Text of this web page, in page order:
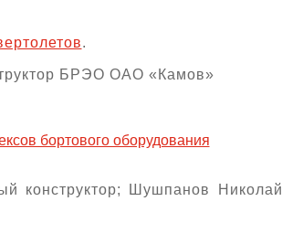
.
БРЭО ОАО «Камов»
бортового оборудования
конструктор; Шушпанов Николай